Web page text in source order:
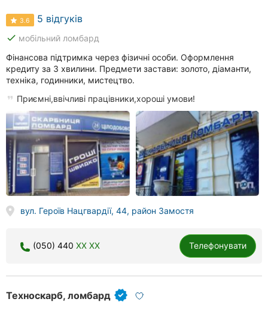
3.6 5 відгуків
done мобільний ломбард
Фінансова підтримка через фізичні особи. Оформлення
кредиту за 3 хвилини. Предмети застави: золото, діаманти,
техніка, годинники, мистецтво.
Приємні,ввічливі працівники,хороші умови!
вул. Героїв Нацгвардії, 44, район Замостя
(050) 440 XX XX Телефонувати
Техноскарб, ломбард